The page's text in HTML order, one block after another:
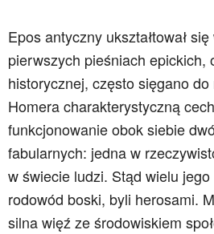
Epos antyczny ukształtował
pierwszych pieśniach epickich,
historycznej, często sięgano
Homera charakterystyczną
funkcjonowanie obok siebie
fabularnych: jedna w
w świecie ludzi. Stąd wielu jego
rodowód boski, byli herosami.
silna więź ze środowiskiem